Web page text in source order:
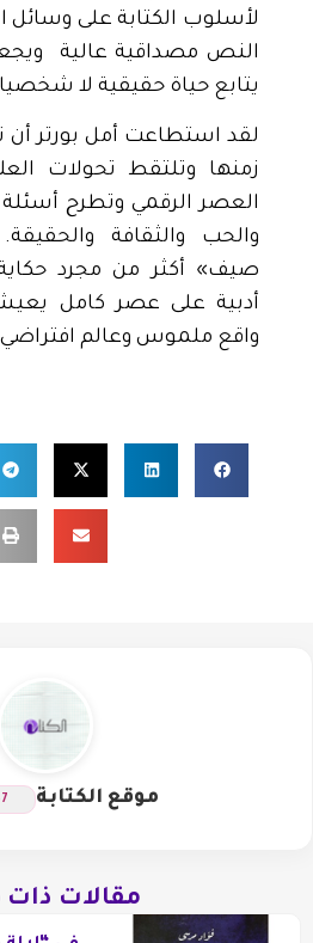
لأسلوب الكتابة على وسائل
النص مصداقية عالية
يتابع حياة حقيقية لا
لقد استطاعت أمل بورتر أن
زمنها وتلتقط تحولات
العصر الرقمي وتطرح
والحب والثقافة
صيف» أكثر من مجرد
أدبية على عصر كامل
واقع ملموس وعالم افتراضي
موقع الكتابة
مقالات